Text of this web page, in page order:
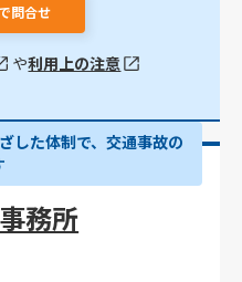
問合せ
や利用上の注意
した体制で、交通事故の
務所